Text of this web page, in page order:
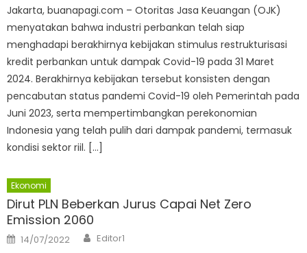
Jakarta, buanapagi.com – Otoritas Jasa Keuangan (OJK)
menyatakan bahwa industri perbankan telah siap
menghadapi berakhirnya kebijakan stimulus restrukturisasi
kredit perbankan untuk dampak Covid-19 pada 31 Maret
2024. Berakhirnya kebijakan tersebut konsisten dengan
pencabutan status pandemi Covid-19 oleh Pemerintah pada
Juni 2023, serta mempertimbangkan perekonomian
Indonesia yang telah pulih dari dampak pandemi, termasuk
kondisi sektor riil. […]
Ekonomi
Dirut PLN Beberkan Jurus Capai Net Zero
Emission 2060
Posted
on
14/07/2022 Author
Editor1